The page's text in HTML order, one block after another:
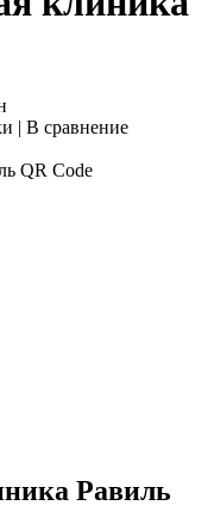
| В сравнение
Равиль